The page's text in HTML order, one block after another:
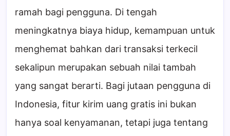
ramah bagi pengguna. Di tengah
meningkatnya biaya hidup, kemampuan untuk
menghemat bahkan dari transaksi terkecil
sekalipun merupakan sebuah nilai tambah
yang sangat berarti. Bagi jutaan pengguna di
Indonesia, fitur kirim uang gratis ini bukan
hanya soal kenyamanan, tetapi juga tentang